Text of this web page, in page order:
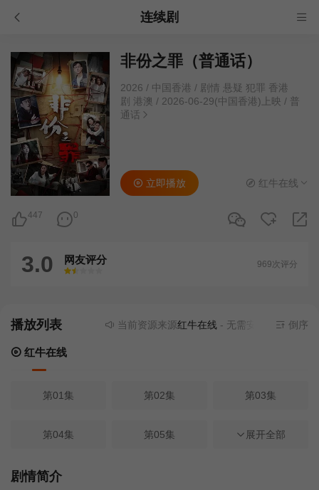
连续剧
非份之罪（普通话）
2026 / 中国香港 / 剧情 悬疑 犯罪 香港
剧 港澳 / 2026-06-29(中国香港)上映 / 普
通话
447 0
立即播放 红牛在线
3.0 网友评分
很差
较差还行推荐力荐
969次评分
播放列表 当前资源来源红牛在线- 无需安装任何插件倒序
红牛在线
第01集 第02集 第03集
第04集 第05集 第06集
第07集
展开全部
剧情简介